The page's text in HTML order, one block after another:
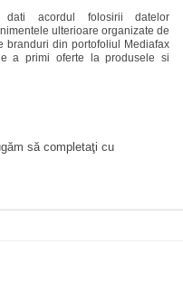
acordul folosirii datelor
ulterioare organizate de
branduri din portofoliul Mediafax
a primi oferte la produsele si
să completaţi cu